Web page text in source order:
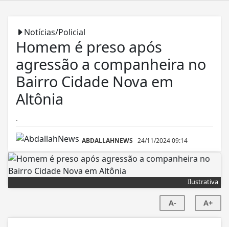
Notícias/Policial
Homem é preso após
agressão a companheira no
Bairro Cidade Nova em
Altônia
.
ABDALLAHNEWS 24/11/2024 09:14
Ilustrativa
A- A+